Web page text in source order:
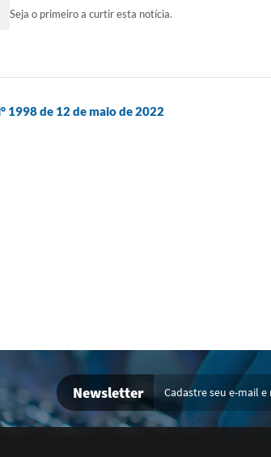
Seja o primeiro a curtir esta notícia.
1998 de 12 de maio de 2022
Newsletter Cadastre seu e-mail